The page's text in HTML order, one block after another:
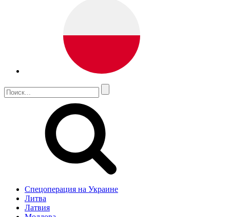
Спецоперация на Украине
Литва
Латвия